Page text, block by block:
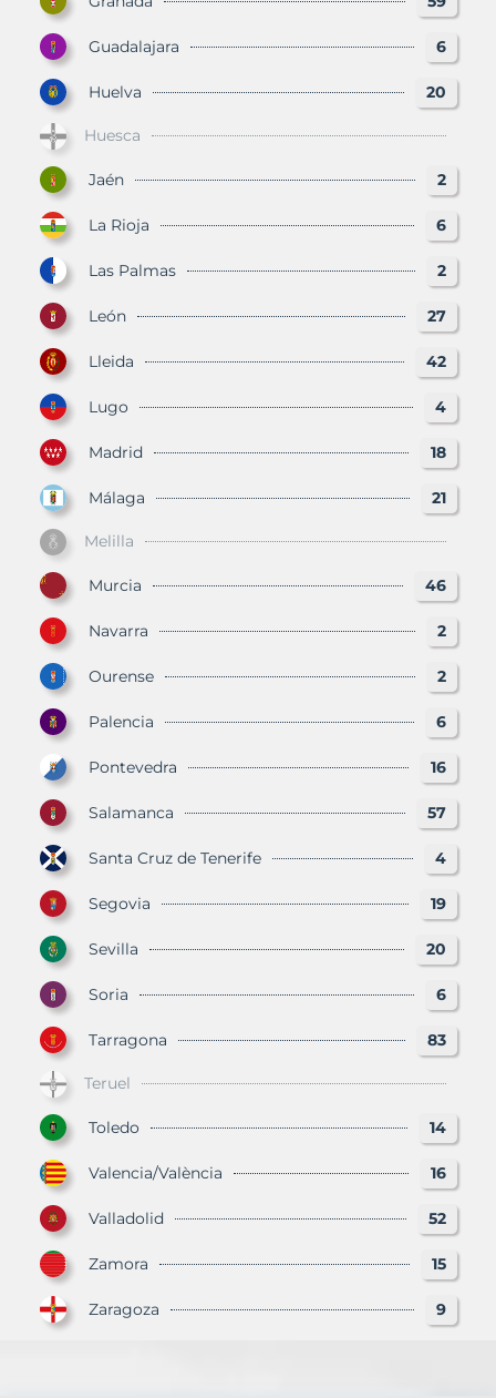
Guadalajara 6
Huelva 20
Huesca
Jaén 2
La Rioja 6
Las Palmas 2
León 27
Lleida 42
Lugo 4
Madrid 18
Málaga 21
Melilla
Murcia 46
Navarra 2
Ourense 2
Palencia 6
Pontevedra 16
Salamanca 57
Santa Cruz de Tenerife 4
Segovia 19
Sevilla 20
Soria 6
Tarragona 83
Teruel
Toledo 14
Valencia/València 16
Valladolid 52
Zamora 15
Zaragoza 9